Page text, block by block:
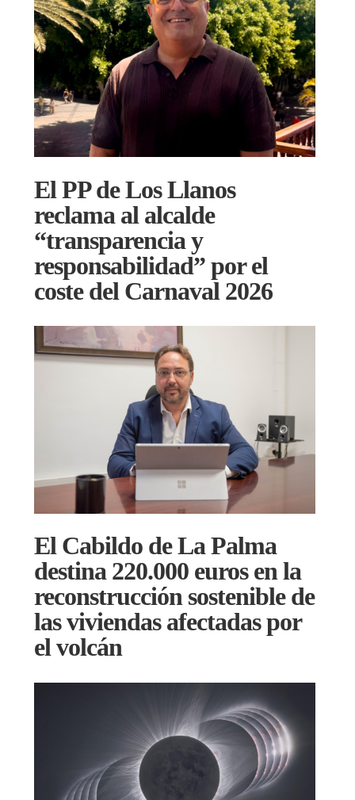
El PP de Los Llanos
reclama al alcalde
“transparencia y
responsabilidad” por el
coste del Carnaval 2026
El Cabildo de La Palma
destina 220.000 euros en la
reconstrucción sostenible de
las viviendas afectadas por
el volcán